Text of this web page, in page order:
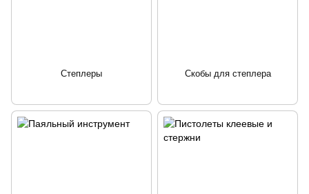
Степлеры Скобы для степлера